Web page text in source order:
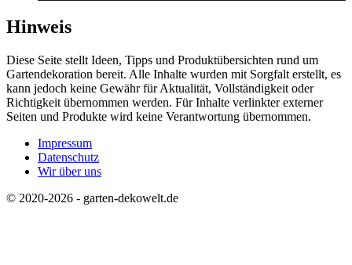
Hinweis
Diese Seite stellt Ideen, Tipps und Produktübersichten rund um
Gartendekoration bereit. Alle Inhalte wurden mit Sorgfalt erstellt, es
kann jedoch keine Gewähr für Aktualität, Vollständigkeit oder
Richtigkeit übernommen werden. Für Inhalte verlinkter externer
Seiten und Produkte wird keine Verantwortung übernommen.
Impressum
Datenschutz
Wir über uns
© 2020-2026 - garten-dekowelt.de